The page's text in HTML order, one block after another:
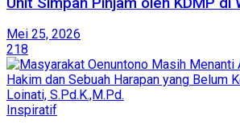
Mei 25, 2026
218
Inspiratif